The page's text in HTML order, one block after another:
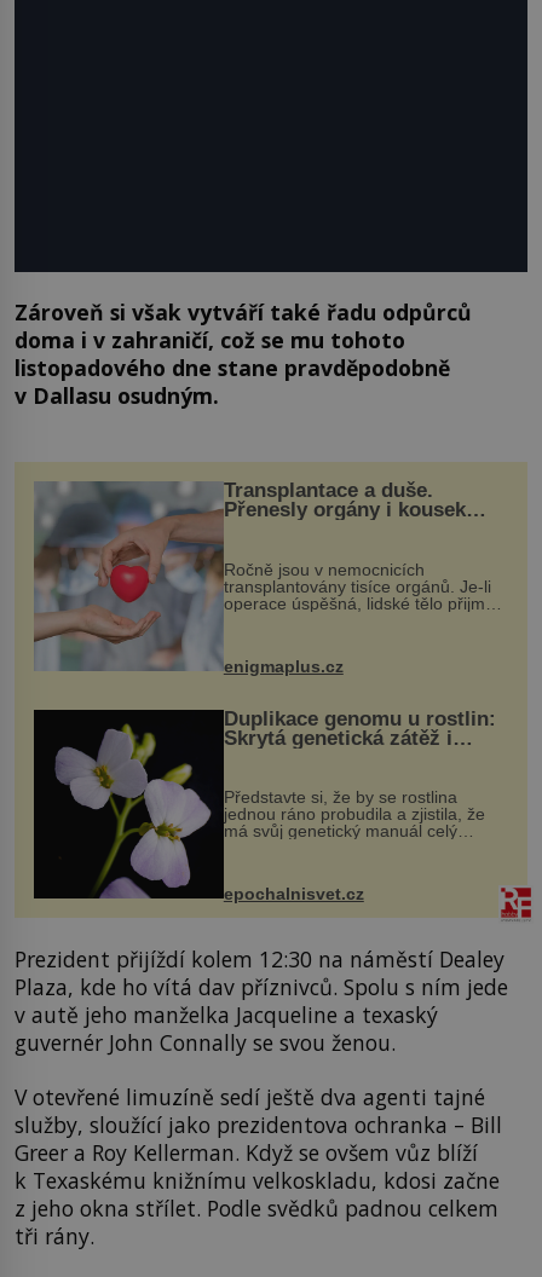
Zároveň si však vytváří také řadu odpůrců
doma i v zahraničí, což se mu tohoto
listopadového dne stane pravděpodobně
v Dallasu osudným.
Transplantace a duše.
Přenesly orgány i kousek
Ročně jsou v nemocnicích
transplantovány tisíce orgánů. Je-li
operace úspěšná, lidské tělo přijme
enigmaplus.cz
Duplikace genomu u rostlin:
Skrytá genetická zátěž i
Představte si, že by se rostlina
jednou ráno probudila a zjistila, že
má svůj genetický manuál celý
vstupenka...
epochalnisvet.cz
Prezident přijíždí kolem 12:30 na náměstí Dealey
Plaza, kde ho vítá dav příznivců. Spolu s ním jede
v autě jeho manželka Jacqueline a texaský
guvernér John Connally se svou ženou.
V otevřené limuzíně sedí ještě dva agenti tajné
služby, sloužící jako prezidentova ochranka – Bill
Greer a Roy Kellerman. Když se ovšem vůz blíží
k Texaskému knižnímu velkoskladu, kdosi začne
z jeho okna střílet. Podle svědků padnou celkem
tři rány.